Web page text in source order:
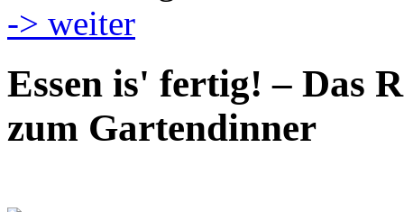
-> weiter
Essen is' fertig! – Das
zum Gartendinner